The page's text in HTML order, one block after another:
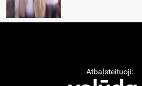
Atbaļsteituoji: